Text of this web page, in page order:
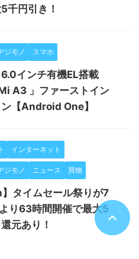
千円引き！
ジモノ スマホ
6.0インチ有機EL搭載
A3 」ファーストイン
【Android One】
インターネット
ジモノ ニュース 買物
】タイムセール祭りが7
り63時間開催で最大5
元あり！